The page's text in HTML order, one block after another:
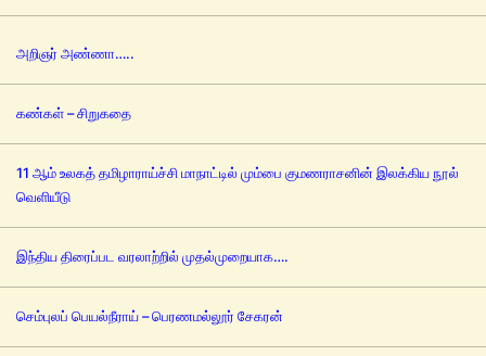
அறிஞர் அண்ணா…..
கண்கள் – சிறுகதை
11 ஆம் உலகத் தமிழாராய்ச்சி மாநாட்டில் மும்பை குமணராசனின் இலக்கிய நூல்
வெளியீடு
இந்திய திரைப்பட வரலாற்றில் முதல்முறையாக….
செம்புலப் பெயல்நீராய் – பெரணமல்லூர் சேகரன்